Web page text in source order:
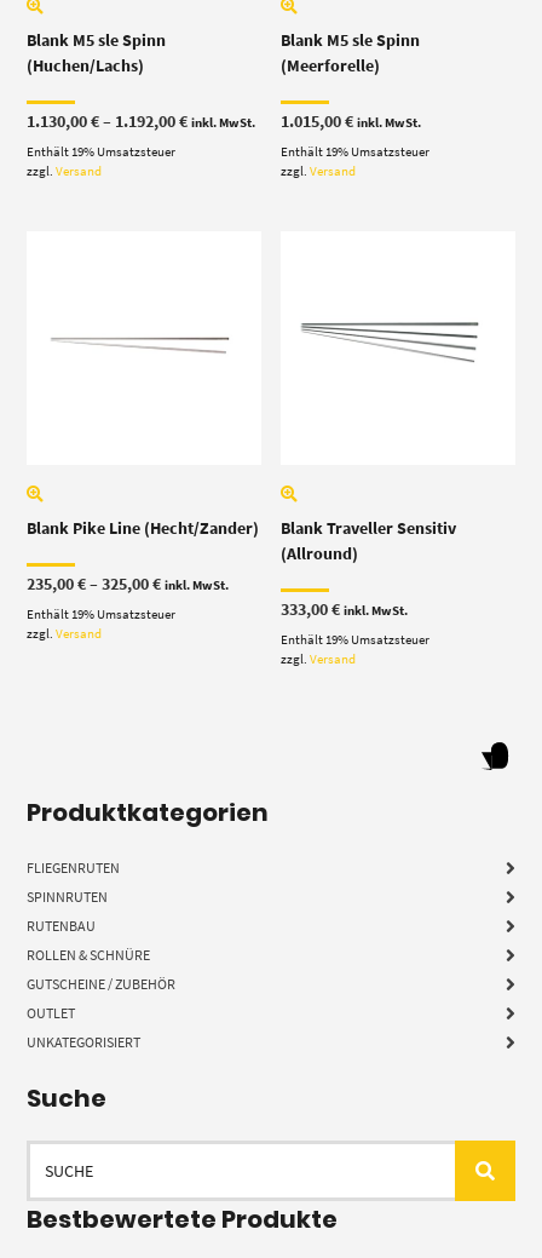
Blank M5 sle Spinn
(Huchen/Lachs)
1.130,00€– 1.192,00€Preisspanne:
inkl. MwSt.
Enthält 19% Umsatzsteuer
zzgl.Versand
Blank M5 sle Spinn
(Meerforelle)
1.015,00€ inkl. MwSt.
Enthält 19% Umsatzsteuer
zzgl.Versand
Blank Pike Line (Hecht/Zander)
235,00€–325,00€Preisspanne:
bis
inkl. MwSt.
Enthält 19% Umsatzsteuer
zzgl.Versand
Blank Traveller Sensitiv
(Allround)
333,00€ inkl. MwSt.
Enthält 19% Umsatzsteuer
zzgl.Versand
Produktkategorien
FLIEGENRUTEN
SPINNRUTEN
RUTENBAU
ROLLEN & SCHNÜRE
GUTSCHEINE / ZUBEHÖR
OUTLET
UNKATEGORISIERT
Suche
nach:
Bestbewertete Produkte